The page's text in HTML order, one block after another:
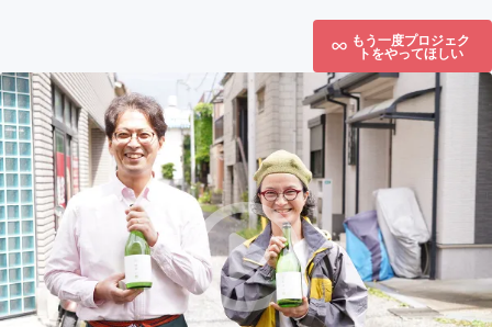
もう一度プロジェク
トをやってほしい